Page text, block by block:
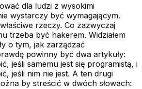
dla ludzi z wysokimi
wystarczy być wymagającym.
rzeczy. Co zazwyczaj
trzeba być hakerem. Widziałem
o tym, jak zarządzać
powinny być dwa artykuły:
jeśli samemu jest się programistą, i
jeśli nim nie jest. A ten drugi
by streścić w dwóch słowach: